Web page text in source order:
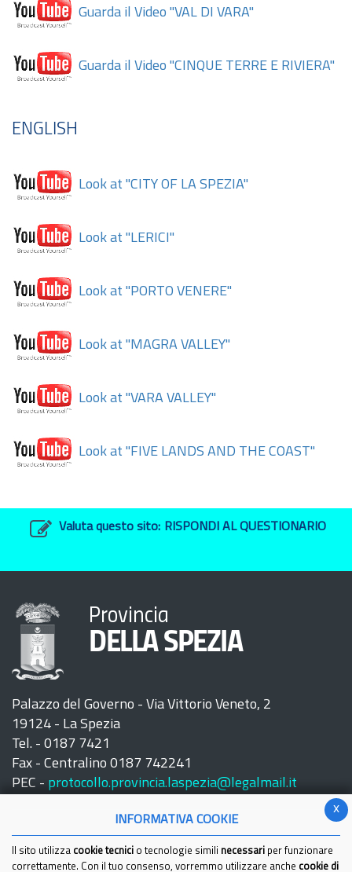
Guarda il Video "VAL DI VARA"
Guarda il Video "CINQUE TERRE E RIVIERA"
ENGLISH
Look at "CITY OF LA SPEZIA"
Look at "LERICI"
Look at "PORTO VENERE"
Look at "MAGRA VALLEY"
Look at "VARA VALLEY"
Look at "FIVE LANDS AND THE COAST"
Valuta questo sito: RISPONDI AL QUESTIONARIO
Provincia
DELLA SPEZIA
Palazzo del Governo - Via Vittorio Veneto, 2
19124 - La Spezia
Tel. - 0187 7421
Fax - Centralino 0187 742241
PEC - protocollo.provincia.laspezia@legalmail.it
x
INFORMATIVA COOKIE
Il sito utilizza cookie tecnici o tecnologie simili necessari per funzionare
correttamente. Con il tuo consenso, vorremmo utilizzare anche cookie di